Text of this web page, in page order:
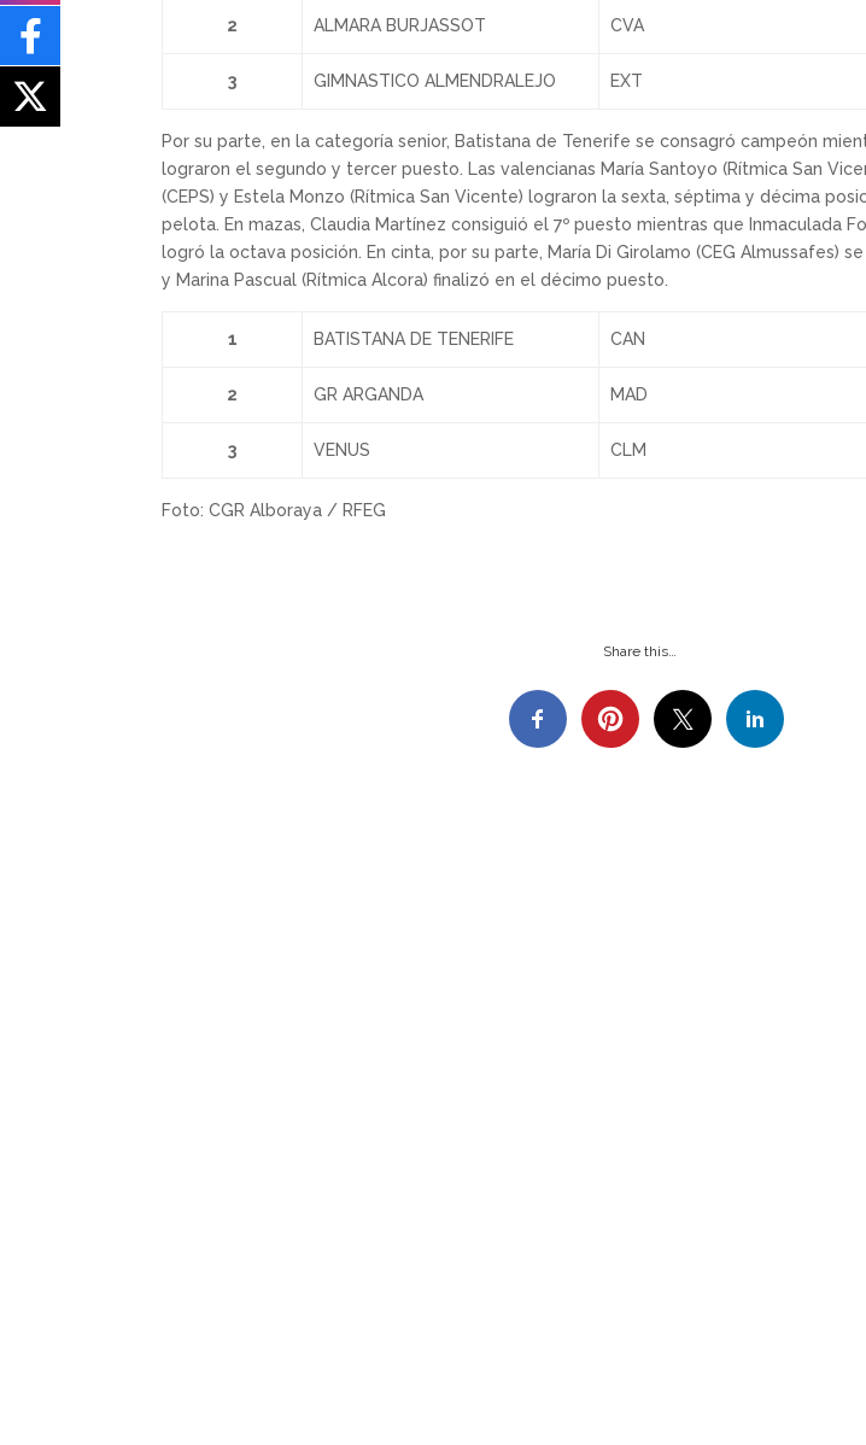
2 ALMARA BURJASSOT CVA
3 GIMNASTICO ALMENDRALEJO EXT
Por su parte, en la categoría senior, Batistana de Tenerife se consagró campeón
lograron el segundo y tercer puesto. Las valencianas María Santoyo (Rítmica San
(CEPS) y Estela Monzo (Rítmica San Vicente) lograron la sexta, séptima y décima
pelota. En mazas, Claudia Martínez consiguió el 7º puesto mientras que Inmaculada
logró la octava posición. En cinta, por su parte, María Di Girolamo (CEG Almussafes)
y Marina Pascual (Rítmica Alcora) finalizó en el décimo puesto.
1 BATISTANA DE TENERIFE CAN
2 GR ARGANDA MAD
3 VENUS CLM
Foto: CGR Alboraya / RFEG
Share this…